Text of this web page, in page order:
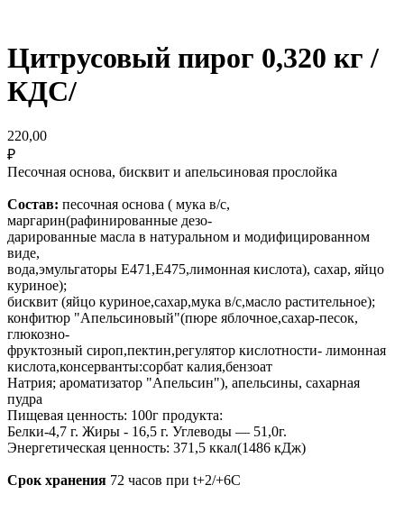
Цитрусовый пирог 0,320 кг /
КДС/
220,00
₽
Песочная основа, бисквит и апельсиновая прослойка
Состав: песочная основа ( мука в/с,
маргарин(рафинированные дезо-
дарированные масла в натуральном и модифицированном
виде,
вода,эмульгаторы Е471,Е475,лимонная кислота), сахар, яйцо
куриное);
бисквит (яйцо куриное,сахар,мука в/с,масло растительное);
конфитюр "Апельсиновый"(пюре яблочное,сахар-песок,
глюкозно-
фруктозный сироп,пектин,регулятор кислотности- лимонная
кислота,консерванты:сорбат калия,бензоат
Натрия; ароматизатор "Апельсин"), апельсины, сахарная
пудра
Пищевая ценность: 100г продукта:
Белки-4,7 г. Жиры - 16,5 г. Углеводы — 51,0г.
Энергетическая ценность: 371,5 ккал(1486 кДж)
Срок хранения 72 часов при t+2/+6С